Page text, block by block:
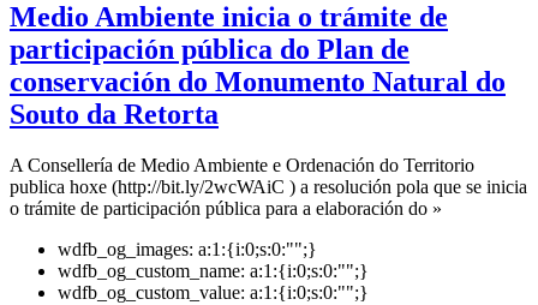
Medio Ambiente inicia o trámite de
participación pública do Plan de
conservación do Monumento Natural do
Souto da Retorta
A Consellería de Medio Ambiente e Ordenación do Territorio
publica hoxe (http://bit.ly/2wcWAiC ) a resolución pola que se inicia
o trámite de participación pública para a elaboración do »
wdfb_og_images: a:1:{i:0;s:0:"";}
wdfb_og_custom_name: a:1:{i:0;s:0:"";}
wdfb_og_custom_value: a:1:{i:0;s:0:"";}